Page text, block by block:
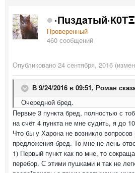
Проверенный
460 сообщений
Опубликовано 24 сентября, 2016
В 9/24/2016 в 09:51, Роман
Очередной бред.
Первые 3 пункта бред, полностью с
на счёт 4 пункта не мне судить, я до
Что бы у Харона не возникло вопросов
предложения бред. То мне не лень
1) Первый пункт как по мне, то
перебор. С этими пушками и так не